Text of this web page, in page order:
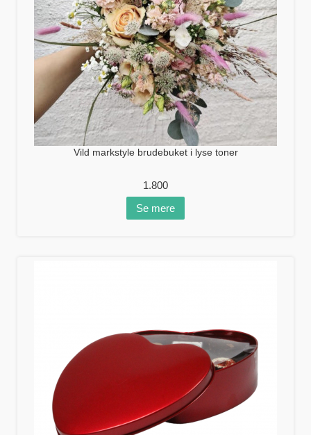
Vild markstyle brudebuket i lyse toner
1.800
Se mere